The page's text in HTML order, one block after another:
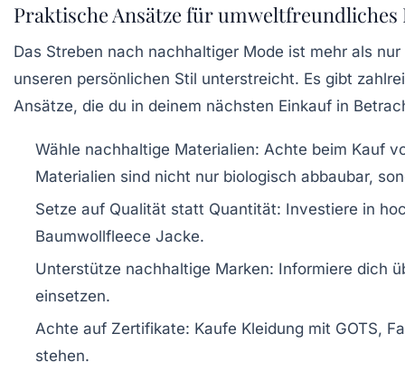
Praktische Ansätze für umweltfreundliches
Das Streben nach nachhaltiger Mode ist mehr als
unseren persönlichen Stil unterstreicht. Es gibt
Ansätze, die du in deinem nächsten Einkauf in
Wähle nachhaltige Materialien: Achte beim Kauf
Materialien sind nicht nur biologisch abbaubar,
Setze auf Qualität statt Quantität: Investiere in
Baumwollfleece Jacke.
Unterstütze nachhaltige Marken: Informiere dich
einsetzen.
Achte auf Zertifikate: Kaufe Kleidung mit GOTS,
stehen.